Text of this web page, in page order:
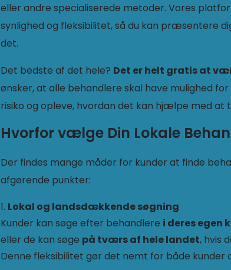
eller andre specialiserede metoder. Vores
synlighed og fleksibilitet, så du kan præsentere
det.
Det bedste af det hele? Det er helt gratis at
ønsker, at alle behandlere skal have mulighed
risiko og opleve, hvordan det kan hjælpe med
Hvorfor vælge Din Lokale
Der findes mange måder for kunder at finde
afgørende punkter:
Lokal og landsdækkende søgning
Kunder kan søge efter behandlere i deres egen
eller de kan søge på tværs af hele landet, hvis
Denne fleksibilitet gør det nemt for både